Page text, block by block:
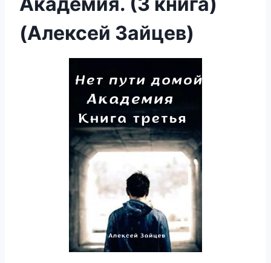
(Алексей Зайцев)